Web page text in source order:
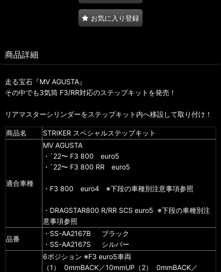
お気に入り登録
商品詳細
走る宝石『MV AGUSTA』
その中でも3気筒 F3/RR対応のステップキットを発売！
リアマスターシリンダーをステップキット内へ移設して取り付け！
商品名 STRIKER スペシャルステップキット
適合車種
MV AGUSTA
・`22〜 F3 800 euro5
・`22〜 F3 800 RR euro5
・F3 800 euro4 ※下段の車種別注意事項参照
・DRAGSTAR800 R/RR SCS euro5 ※下段の車種別注
意事項参照
品番
・SS-AA2167B ブラック
・SS-AA2167S シルバー
6ポジション ※F3 euro5車両
（1） 0mmBACK／10mmUP（2） 0mmBACK／